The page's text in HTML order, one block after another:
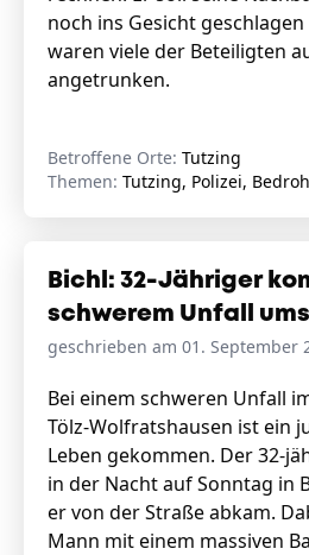
noch ins Gesicht
waren viele der Beteiligten
angetrunken.
Betroffene Orte: Tutzing
Themen: Tutzing, Polizei,
Bichl: 32-Jähriger
schwerem Unfall
geschrieben am 01. September
Bei einem schweren Unfall
Tölz-Wolfratshausen ist ein
Leben gekommen. Der 32-
in der Nacht auf Sonntag in
er von der Straße abkam.
Mann mit einem massiven